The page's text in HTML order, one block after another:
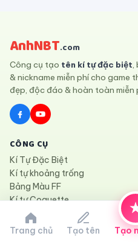
AnhNBT.com
Công cụ tạo tên kí tự đặc biệt,
& nickname miễn phí cho game
đẹp, độc đáo & hoàn toàn miễn
CÔNG CỤ
Kí Tự Đặc Biệt
Kí tự khoảng trống
Bảng Màu FF
Kí tự Coquette
Blog
HỖ TRỢ
Trang chủ Tạo tên Tạo